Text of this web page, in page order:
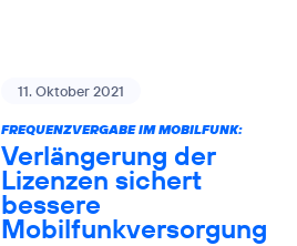
11. Oktober 2021
FREQUENZVERGABE IM MOBILFUNK:
Verlängerung der
Lizenzen sichert
bessere
Mobilfunkversorgung